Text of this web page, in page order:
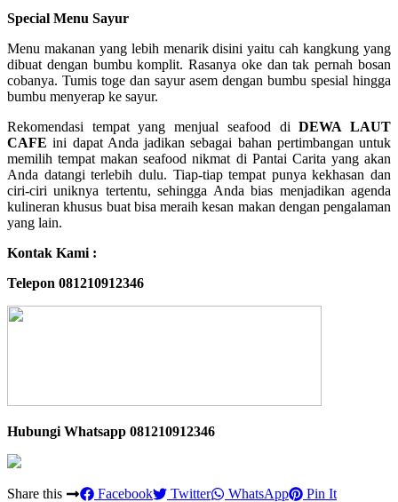
Special Menu Sayur
Menu makanan yang lebih menarik disini yaitu cah kangkung yang
dibuat dengan bumbu komplit. Rasanya oke dan tak pernah bosan
cobanya. Tumis toge dan sayur asem dengan bumbu spesial hingga
bumbu menyerap ke sayur.
Rekomendasi tempat yang menjual seafood diDEWA LAUT
CAFEini dapat Anda jadikan sebagai bahan pertimbangan untuk
memilih tempat makan seafood nikmat di Pantai Carita yang akan
Anda datangi terlebih dulu. Tiap-tiap tempat punya kekhasan dan
ciri-ciri uniknya tertentu, sehingga Anda bias menjadikan agenda
kulineran khusus buat bisa meraih kesan makan dengan pengalaman
yang lain.
Kontak Kami :
Telepon 081210912346
Hubungi Whatsapp 081210912346
Share this Facebook Twitter WhatsApp Pin It